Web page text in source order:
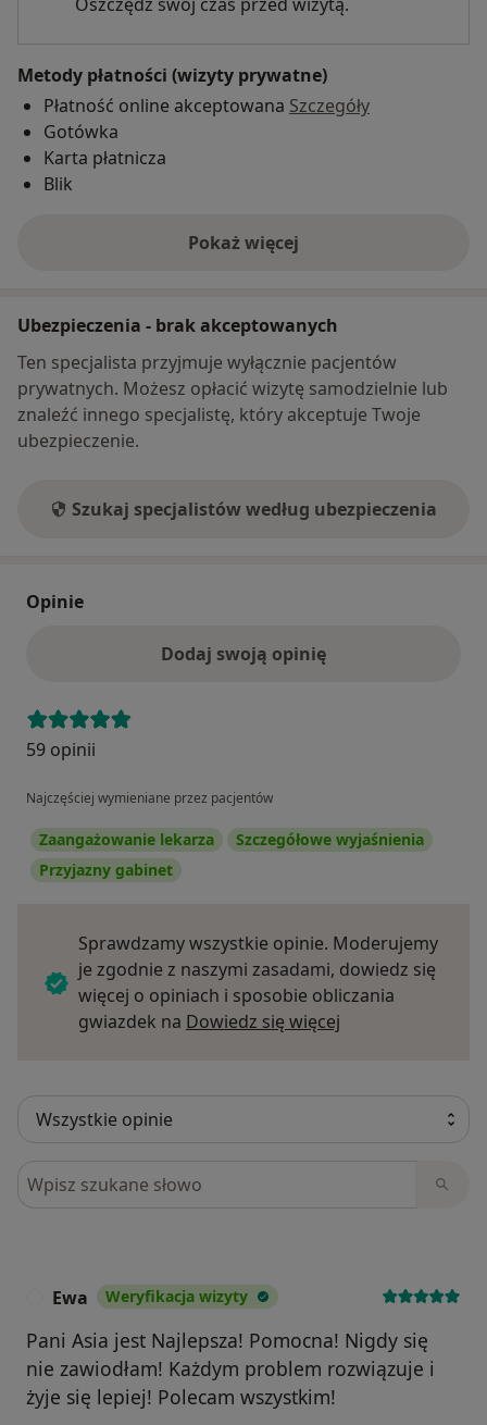
Metody płatności (wizyty prywatne)
Płatność online akceptowana Szczegóły
Gotówka
Karta płatnicza
Blik
Pokaż więcej
o adresie
Ubezpieczenia - brak akceptowanych
Ten specjalista przyjmuje wyłącznie pacjentów
prywatnych. Możesz opłacić wizytę samodzielnie lub
znaleźć innego specjalistę, który akceptuje Twoje
ubezpieczenie.
Szukaj specjalistów według ubezpieczenia
Opinie
Dodaj swoją opinię
59 opinii
Najczęściej wymieniane przez pacjentów
Zaangażowanie lekarza
Szczegółowe wyjaśnienia
Przyjazny gabinet
Sprawdzamy wszystkie opinie. Moderujemy
je zgodnie z naszymi zasadami, dowiedz się
więcej o opiniach i sposobie obliczania
gwiazdek na Dowiedz się więcej
Szukaj w opiniach
Ewa Weryfikacja wizyty
Pani Asia jest Najlepsza! Pomocna! Nigdy się
nie zawiodłam! Każdym problem rozwiązuje i
żyje się lepiej! Polecam wszystkim!